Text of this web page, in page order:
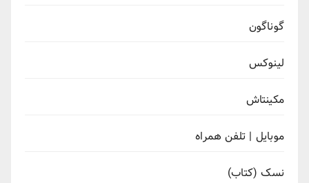
گوناگون
لینوکس
مکینتاش
موبایل | تلفن همراه
نسک (کتاب)